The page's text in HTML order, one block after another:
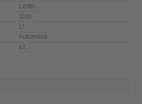
Leder
1030
17
Automatik
42